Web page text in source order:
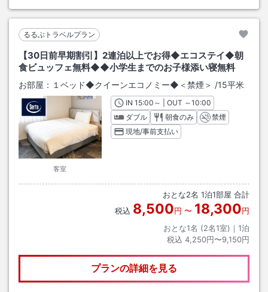
るるぶトラベルプラン
【30日前早期割引】2連泊以上でお得◆エコステイ◆朝
食ビュッフェ無料◆◆小学生までのお子様添い寝無料
お部屋： １ベッド◆クイーンエコノミー◆＜禁煙＞ /15平米
客室
INチェックイン
15:00 ～ | OUT チェックアウト
～10:00
ダブル
朝食のみ
禁煙
現地/事前支払い
おとな2名 1泊1部屋 合計
税込 8,500円 〜 18,300円
おとな1名 (2名1室)｜ 1泊
税込 4,250円〜9,150円
プランの詳細を見る